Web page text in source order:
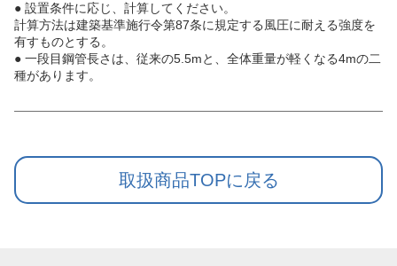
● 設置条件に応じ、計算してください。
計算方法は建築基準施行令第87条に規定する風圧に耐える強度を
有すものとする。
● 一段目鋼管長さは、従来の5.5mと、全体重量が軽くなる4mの二
種があります。
取扱商品TOPに戻る